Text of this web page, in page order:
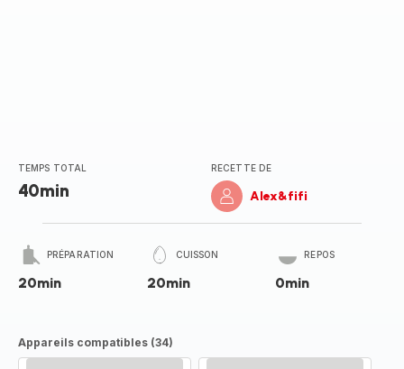
TEMPS TOTAL
40min
RECETTE DE
Alex&fifi
PRÉPARATION
20min
CUISSON
20min
REPOS
0min
Appareils compatibles (34)